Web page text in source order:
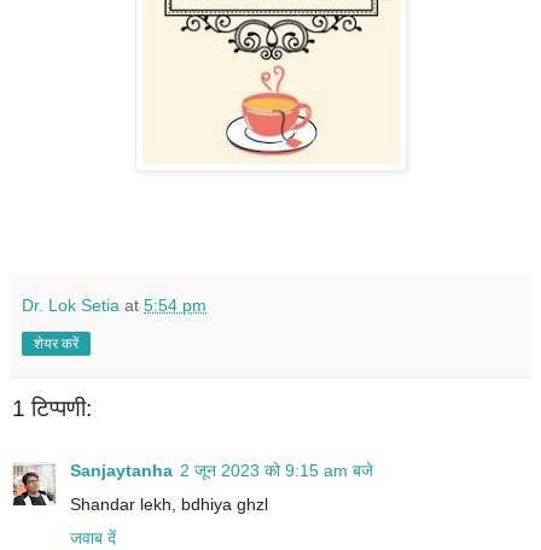
Dr. Lok Setia at 5:54 pm
शेयर करें
1 टिप्पणी:
Sanjaytanha 2 जून 2023 को 9:15 am बजे
Shandar lekh, bdhiya ghzl
जवाब दें